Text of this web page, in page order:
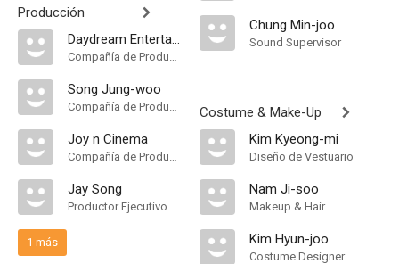
Producción
Daydream Entertainment
Compañía de Produccion
Song Jung-woo
Compañía de Produccion
Joy n Cinema
Compañía de Produccion
Jay Song
Productor Ejecutivo
1 más
Chung Min-joo
Sound Supervisor
Costume & Make-Up
Kim Kyeong-mi
Diseño de Vestuario
Nam Ji-soo
Makeup & Hair
Kim Hyun-joo
Costume Designer